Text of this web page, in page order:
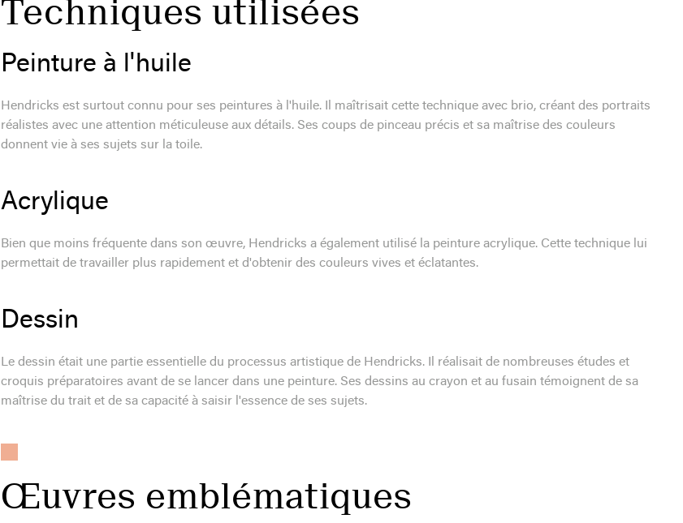
Techniques utilisées
Peinture à l'huile
Hendricks est surtout connu pour ses peintures à l'huile. Il maîtrisait cette technique avec brio, créant des portraits
réalistes avec une attention méticuleuse aux détails. Ses coups de pinceau précis et sa maîtrise des couleurs
donnent vie à ses sujets sur la toile.
Acrylique
Bien que moins fréquente dans son œuvre, Hendricks a également utilisé la peinture acrylique. Cette technique lui
permettait de travailler plus rapidement et d'obtenir des couleurs vives et éclatantes.
Dessin
Le dessin était une partie essentielle du processus artistique de Hendricks. Il réalisait de nombreuses études et
croquis préparatoires avant de se lancer dans une peinture. Ses dessins au crayon et au fusain témoignent de sa
maîtrise du trait et de sa capacité à saisir l'essence de ses sujets.
Œuvres emblématiques